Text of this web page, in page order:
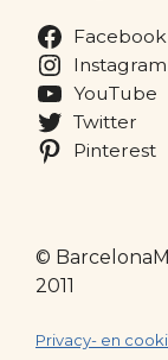
Facebook
Instagram
YouTube
Twitter
Pinterest
©
2011
Privacy- en